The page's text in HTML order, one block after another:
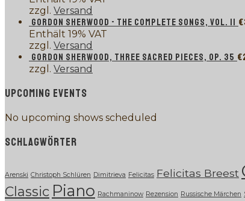
zzgl. Versand
GORDON SHERWOOD - THE COMPLETE SONGS, VOL. II €
Enthält 19% VAT
zzgl. Versand
GORDON SHERWOOD, THREE SACRED PIECES, OP. 35 €
zzgl. Versand
UPCOMING EVENTS
No upcoming shows scheduled
SCHLAGWÖRTER
Arenski Christoph Schlüren Dimitrieva Felicitas Felicitas Breest
Classic Piano Rachmaninow Rezension Russische Märchen